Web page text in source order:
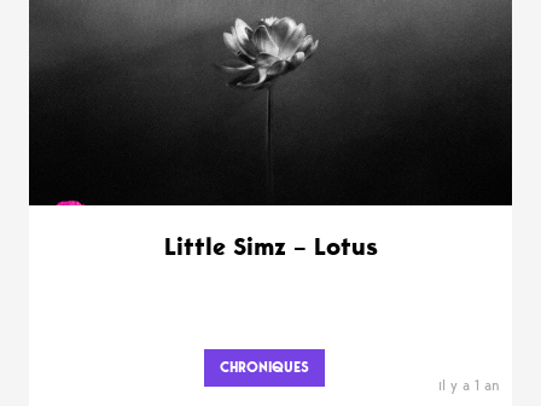
Little Simz – Lotus
CHRONIQUES
il y a 1 an